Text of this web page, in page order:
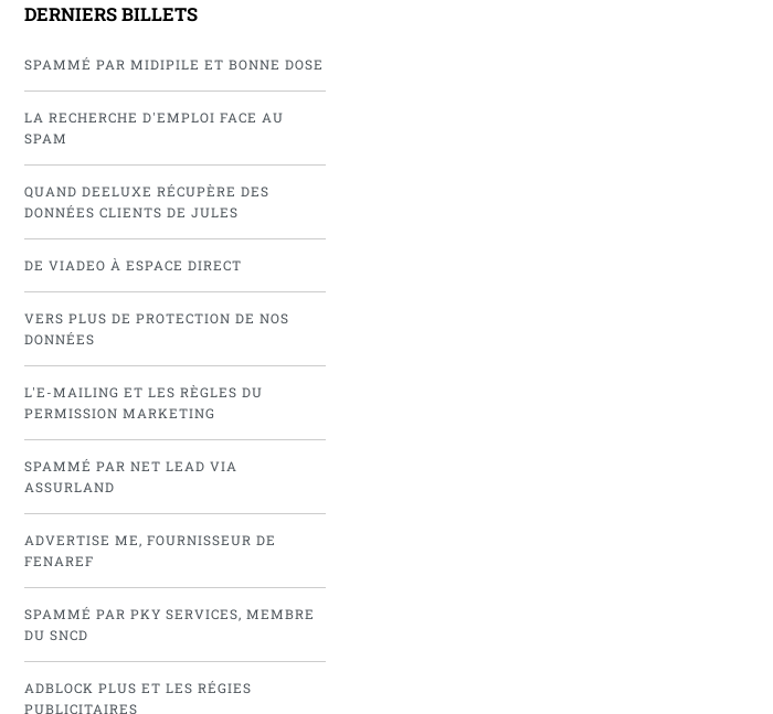
DERNIERS BILLETS
SPAMMÉ PAR MIDIPILE ET BONNE DOSE
LA RECHERCHE D'EMPLOI FACE AU
SPAM
QUAND DEELUXE RÉCUPÈRE DES
DONNÉES CLIENTS DE JULES
DE VIADEO À ESPACE DIRECT
VERS PLUS DE PROTECTION DE NOS
DONNÉES
L'E-MAILING ET LES RÈGLES DU
PERMISSION MARKETING
SPAMMÉ PAR NET LEAD VIA
ASSURLAND
ADVERTISE ME, FOURNISSEUR DE
FENAREF
SPAMMÉ PAR PKY SERVICES, MEMBRE
DU SNCD
ADBLOCK PLUS ET LES RÉGIES
PUBLICITAIRES